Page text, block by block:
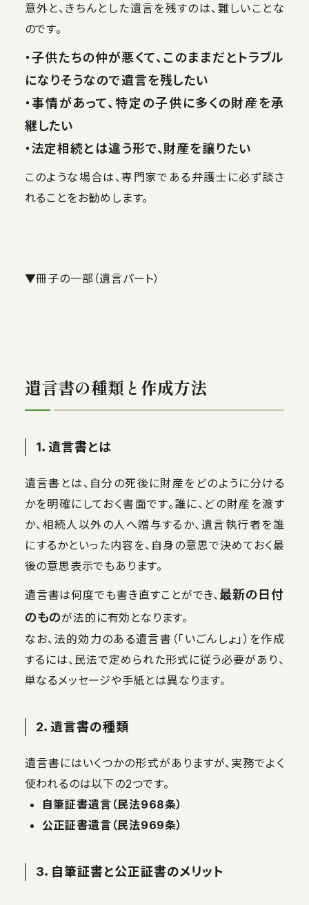
意外と、きちんとした遺言を残すのは、難しいことな
のです。
・子供たちの仲が悪くて、このままだとトラブル
になりそうなので遺言を残したい
・事情があって、特定の子供に多くの財産を承
継したい
・法定相続とは違う形で、財産を譲りたい
このような場合は、専門家である弁護士に必ず談さ
れることをお勧めします。
▼冊子の一部（遺言パート）
遺言書の種類と作成方法
1．遺言書とは
遺言書とは、自分の死後に財産をどのように分ける
かを明確にしておく書面です。誰に、どの財産を渡す
か、相続人以外の人へ贈与するか、遺言執行者を誰
にするかといった内容を、自身の意思で決めておく最
後の意思表示でもあります。
遺言書は何度でも書き直すことができ、 最新の日付
のものが法的に有効となります。
なお、法的効力のある遺言書（「いごんしょ」）を作成
するには、民法で定められた形式に従う必要があり、
単なるメッセージや手紙とは異なります。
2．遺言書の種類
遺言書にはいくつかの形式がありますが、実務でよく
使われるのは以下の2つです。
自筆証書遺言（民法968条）
公正証書遺言（民法969条）
3．自筆証書と公正証書のメリット